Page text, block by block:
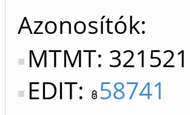
Azonosítók
MTMT:
EDIT: 58741